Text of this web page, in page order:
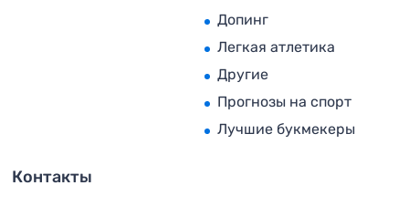
Допинг
Легкая атлетика
Другие
Прогнозы на спорт
Лучшие букмекеры
Контакты